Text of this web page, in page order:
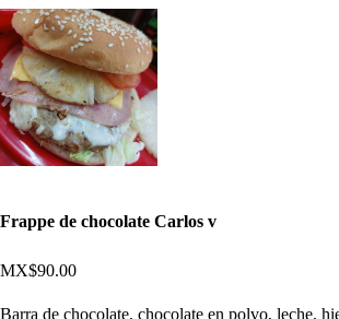
Frappe de chocolate Carlos v
MX$90.00
Barra de chocolate, chocolate en polvo, leche,